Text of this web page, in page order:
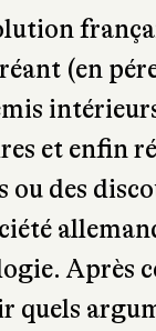
n’aura
des
livre, dans
penser et
sur le
et d’une
(en